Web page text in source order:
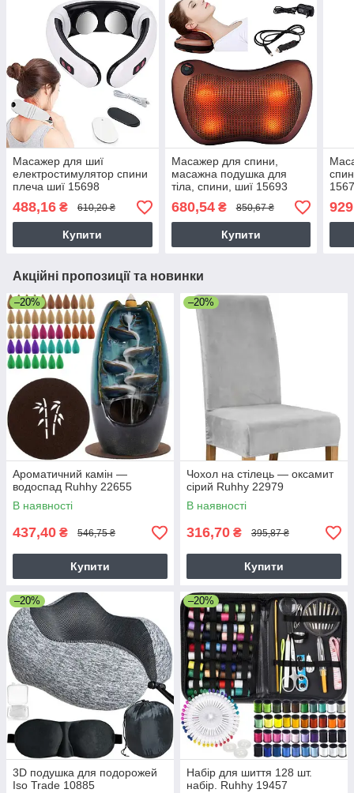
Масажер для шиї
електростимулятор спини
плеча шиї 15698
488,16 ₴ 610,20 ₴
Купити
Масажер для спини,
масажна подушка для
тіла, спини, шиї 15693
680,54₴ 850,67 ₴
Купити
Акційні пропозиції та новинки
–20%
Ароматичний камін —
водоспад Ruhhy 22655
В наявності
437,40 ₴ 546,75 ₴
Купити
–20%
Чохол на стілець — оксамит
сірий Ruhhy 22979
В наявності
316,70 ₴ 395,87 ₴
Купити
–20%
3D подушка для подорожей
Iso Trade 10885
–20%
Набір для шиття 128 шт.
набір. Ruhhy 19457